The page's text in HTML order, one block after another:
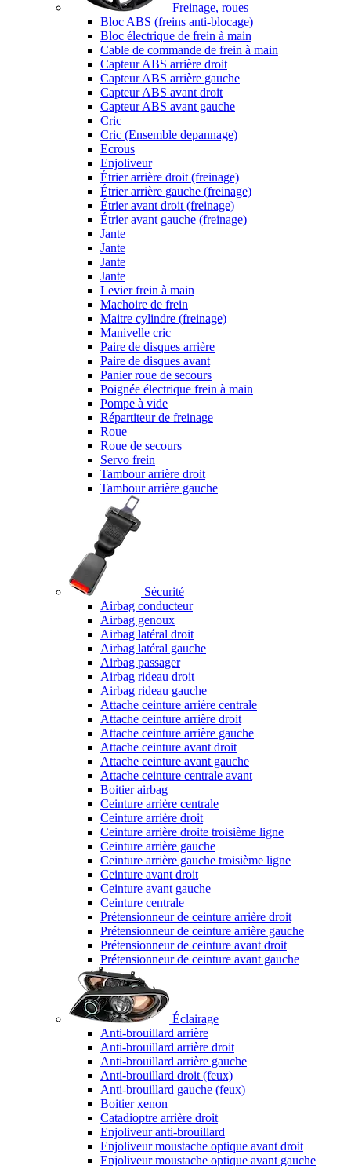
Freinage, roues
Bloc ABS (freins anti-blocage)
Bloc électrique de frein à main
Cable de commande de frein à main
Capteur ABS arrière droit
Capteur ABS arrière gauche
Capteur ABS avant droit
Capteur ABS avant gauche
Cric
Cric (Ensemble depannage)
Ecrous
Enjoliveur
Étrier arrière droit (freinage)
Étrier arrière gauche (freinage)
Étrier avant droit (freinage)
Étrier avant gauche (freinage)
Jante
Jante
Jante
Jante
Levier frein à main
Machoire de frein
Maitre cylindre (freinage)
Manivelle cric
Paire de disques arrière
Paire de disques avant
Panier roue de secours
Poignée électrique frein à main
Pompe à vide
Répartiteur de freinage
Roue
Roue de secours
Servo frein
Tambour arrière droit
Tambour arrière gauche
Sécurité
Airbag conducteur
Airbag genoux
Airbag latéral droit
Airbag latéral gauche
Airbag passager
Airbag rideau droit
Airbag rideau gauche
Attache ceinture arrière centrale
Attache ceinture arrière droit
Attache ceinture arrière gauche
Attache ceinture avant droit
Attache ceinture avant gauche
Attache ceinture centrale avant
Boitier airbag
Ceinture arrière centrale
Ceinture arrière droit
Ceinture arrière droite troisième ligne
Ceinture arrière gauche
Ceinture arrière gauche troisième ligne
Ceinture avant droit
Ceinture avant gauche
Ceinture centrale
Prétensionneur de ceinture arrière droit
Prétensionneur de ceinture arrière gauche
Prétensionneur de ceinture avant droit
Prétensionneur de ceinture avant gauche
Éclairage
Anti-brouillard arrière
Anti-brouillard arrière droit
Anti-brouillard arrière gauche
Anti-brouillard droit (feux)
Anti-brouillard gauche (feux)
Boitier xenon
Catadioptre arrière droit
Enjoliveur anti-brouillard
Enjoliveur moustache optique avant droit
Enjoliveur moustache optique avant gauche